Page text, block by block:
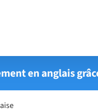
en anglais